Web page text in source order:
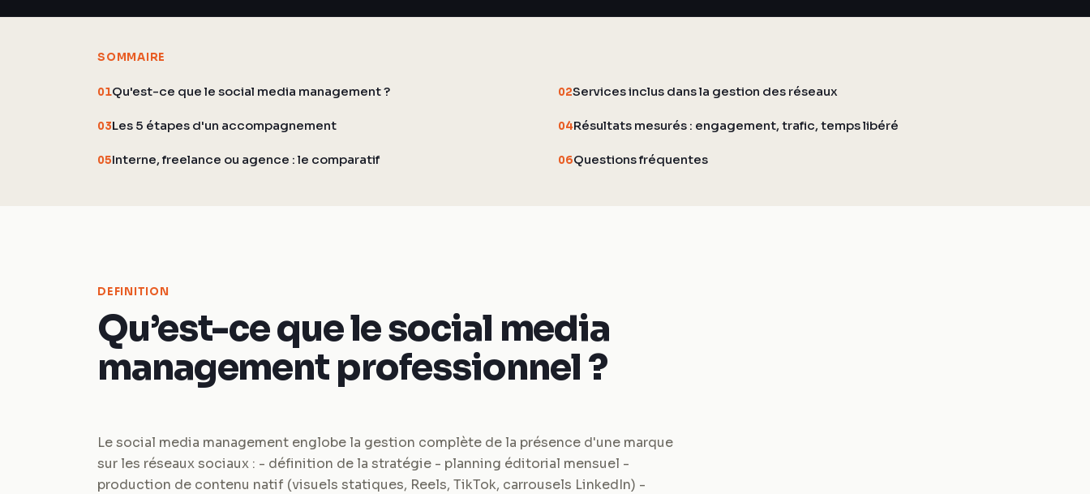
SOMMAIRE
01Qu'est-ce que le social media management ? 02Services inclus dans la gestion des réseaux
03Les 5 étapes d'un accompagnement 04Résultats mesurés : engagement, trafic, temps libéré
05Interne, freelance ou agence : le comparatif 06Questions fréquentes
DEFINITION
Qu’est-ce que le social media
management professionnel ?
Le social media management englobe la gestion complète de la présence d'une marque
sur les réseaux sociaux : - définition de la stratégie - planning éditorial mensuel -
production de contenu natif (visuels statiques, Reels, TikTok, carrousels LinkedIn) -